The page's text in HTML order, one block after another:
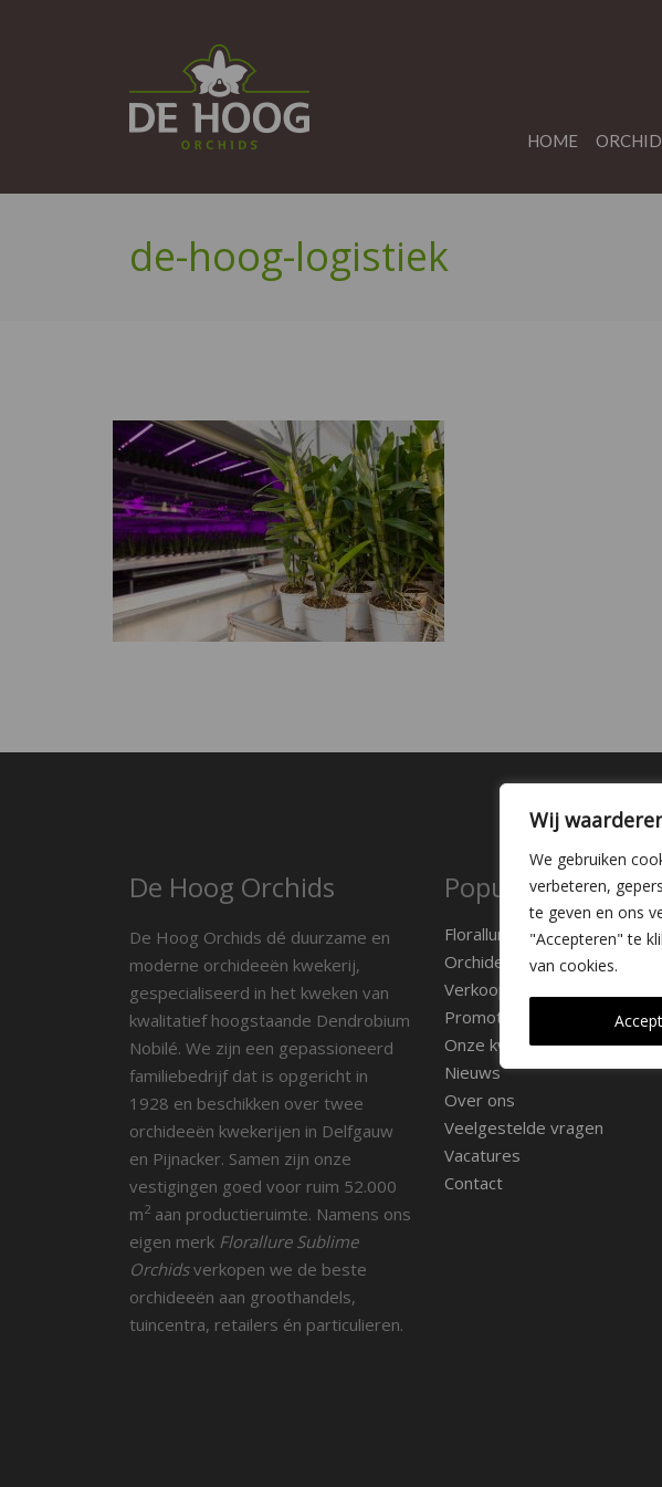
Wij
We gebruiken
verbeteren,
te geven en ons
"Accepteren" te
van cookies.
HOME
de-hoog-logistiek
De Hoog Orchids
De Hoog Orchids dé duurzame en
moderne orchideeën kwekerij,
gespecialiseerd in het kweken van
kwalitatief hoogstaande Dendrobium
Nobilé. We zijn een gepassioneerd
familiebedrijf dat is opgericht in
1928 en beschikken over twee
orchideeën kwekerijen in Delfgauw
en Pijnacker. Samen zijn onze
vestigingen goed voor ruim 52.000
m2 aan productieruimte. Namens ons
eigen merk Florallure Sublime
Orchidsverkopen we de beste
orchideeën aan groothandels,
tuincentra, retailers én particulieren.
Populaire
Florallure
Orchidee soorten
Verkooppunten
Promotiemateriaal
Onze kwekerij
Nieuws
Over ons
Veelgestelde vragen
Vacatures
Contact